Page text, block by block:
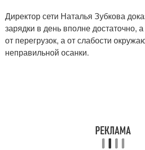
Директор сети Наталья Зубкова
зарядки в день вполне достаточно,
от перегрузок, а от слабости
неправильной осанки.